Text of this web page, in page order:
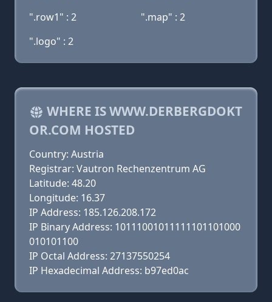
".row1" : 2
".map" : 2
".logo" : 2
WHERE IS WWW.DERBERGDOKT
OR.COM HOSTED
Country: Austria
Registrar: Vautron Rechenzentrum AG
Latitude: 48.20
Longitude: 16.37
IP Address: 185.126.208.172
IP Binary Address: 10111001011111101101000
010101100
IP Octal Address: 27137550254
IP Hexadecimal Address: b97ed0ac